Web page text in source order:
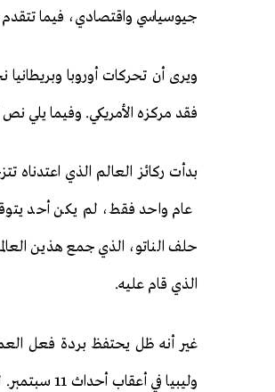
جيوسياسي واقتصادي، فيما تتقدم
ويرى أن تحركات أوروبا
فقد مركزه الأمريكي. وفيما يلي
بدأت ركائز العالم الذي
عام واحد فقط، لم يكن أحد
حلف الناتو، الذي جمع هذين
الذي قام عليه.
غير أنه ظل يحتفظ بردة فعل
وليبيا في